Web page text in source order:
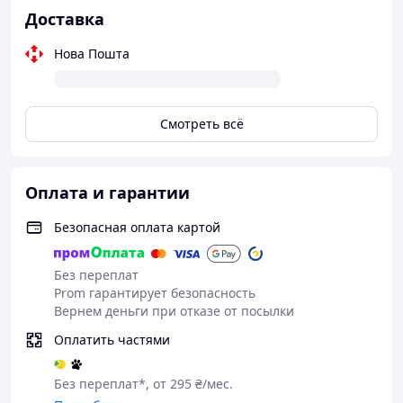
Основные преимущества бассейна Intex
✔ Прочный каркас из оцинкованной стали
✔ Надежная трехслойная чаша по технологии SUPER-
TOUGH
✔ Быстрая сборка без специального оборудования
Доставка
Нова Пошта
Смотреть всё
Оплата и гарантии
Безопасная оплата картой
Без переплат
Prom гарантирует безопасность
Вернем деньги при отказе от посылки
Оплатить частями
Без переплат*, от 295 ₴/мес.